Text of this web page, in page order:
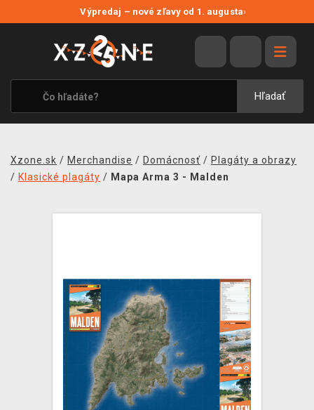
Výpredaj – nové zľavy od 1. augusta›
Hľadať
VÝPREDAJ
VIDEOHRY
XZONE ORIGINALS
TEMATIKY
MERCHANDISE
DOPRAVA
XZONE KLUB
Xzone.sk / Merchandise / Domácnosť / Plagáty a obrazy
/ Klasické plagáty / Mapa Arma 3 - Malden